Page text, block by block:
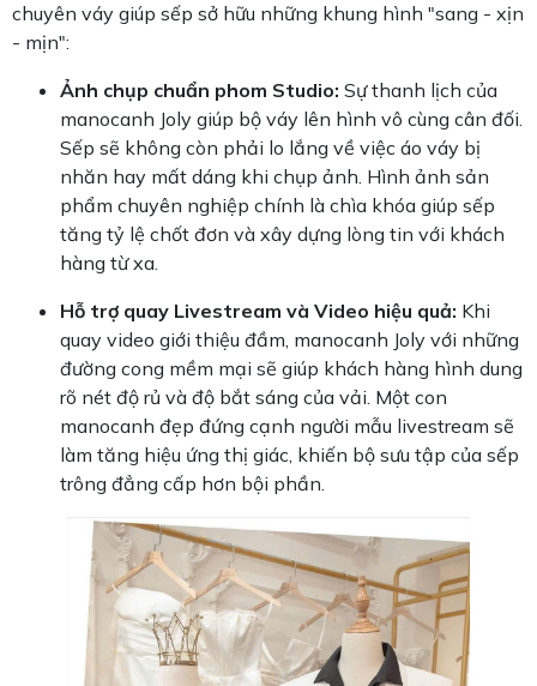
chuyên váy giúp sếp sở hữu những khung hình "sang - xịn
- mịn":
Ảnh chụp chuẩn phom Studio: Sự thanh lịch của
manocanh Joly giúp bộ váy lên hình vô cùng cân đối.
Sếp sẽ không còn phải lo lắng về việc áo váy bị
nhăn hay mất dáng khi chụp ảnh. Hình ảnh sản
phẩm chuyên nghiệp chính là chìa khóa giúp sếp
tăng tỷ lệ chốt đơn và xây dựng lòng tin với khách
hàng từ xa.
Hỗ trợ quay Livestream và Video hiệu quả: Khi
quay video giới thiệu đầm, manocanh Joly với những
đường cong mềm mại sẽ giúp khách hàng hình dung
rõ nét độ rủ và độ bắt sáng của vải. Một con
manocanh đẹp đứng cạnh người mẫu livestream sẽ
làm tăng hiệu ứng thị giác, khiến bộ sưu tập của sếp
trông đẳng cấp hơn bội phần.